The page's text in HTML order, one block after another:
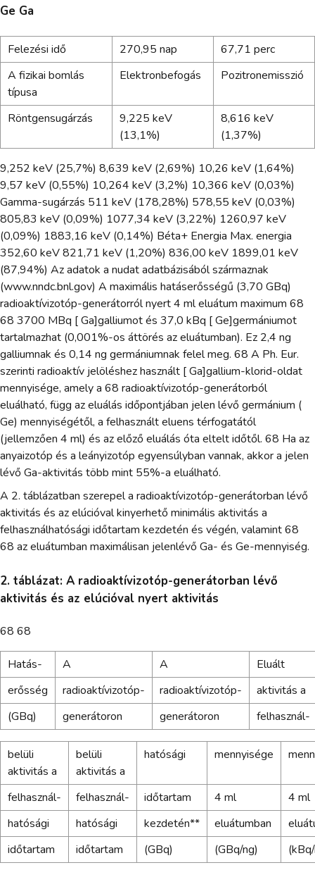
Ge Ga
Felezési idő 270,95 nap
67,71 perc
A fizikai bomlás
típusa
Elektronbefogás Pozitronemisszió
Röntgensugárzás
9,225 keV
(13,1%)
8,616 keV
(1,37%)
9,252 keV (25,7%) 8,639 keV (2,69%) 10,26 keV (1,64%)
9,57 keV (0,55%) 10,264 keV (3,2%) 10,366 keV (0,03%)
Gamma-sugárzás 511 keV (178,28%) 578,55 keV (0,03%)
805,83 keV (0,09%) 1077,34 keV (3,22%) 1260,97 keV
(0,09%) 1883,16 keV (0,14%) Béta+ Energia Max. energia
352,60 keV 821,71 keV (1,20%) 836,00 keV 1899,01 keV
(87,94%) Az adatok a nudat adatbázisából származnak
(www.nndc.bnl.gov) A maximális hatáserősségű (3,70 GBq)
radioaktívizotóp-generátorról nyert 4 ml eluátum maximum 68
68 3700 MBq [ Ga]galliumot és 37,0 kBq [ Ge]germániumot
tartalmazhat (0,001%-os áttörés az eluátumban). Ez 2,4 ng
galliumnak és 0,14 ng germániumnak felel meg. 68 A Ph. Eur.
szerinti radioaktív jelöléshez használt [ Ga]gallium-klorid-oldat
mennyisége, amely a 68 radioaktívizotóp-generátorból
eluálható, függ az eluálás időpontjában jelen lévő germánium (
Ge) mennyiségétől, a felhasznált eluens térfogatától
(jellemzően 4 ml) és az előző eluálás óta eltelt időtől. 68 Ha az
anyaizotóp és a leányizotóp egyensúlyban vannak, akkor a jelen
lévő Ga-aktivitás több mint 55%-a eluálható.
A 2. táblázatban szerepel a radioaktívizotóp-generátorban lévő
aktivitás és az elúcióval kinyerhető minimális aktivitás a
felhasználhatósági időtartam kezdetén és végén, valamint 68
68 az eluátumban maximálisan jelenlévő Ga- és Ge-mennyiség.
2. táblázat: A radioaktívizotóp-generátorban lévő
aktivitás és az elúcióval nyert aktivitás
68 68
Hatás- A A
Eluált
erősség
radioaktívizotóp- radioaktívizotóp-
aktivitás a
(GBq)
generátoron generátoron felhasznál-
belüli
aktivitás a
belüli
aktivitás a
hatósági mennyisége
felhasznál- felhasznál- időtartam 4 ml
4 ml
hatósági
hatósági kezdetén** eluátumban
időtartam
időtartam (GBq) (GBq/ng)